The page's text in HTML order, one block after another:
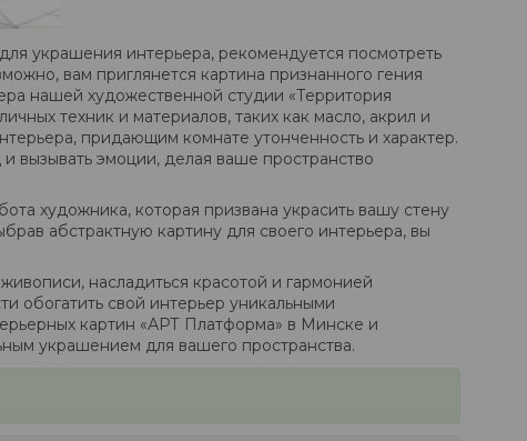
украшения интерьера, рекомендуется посмотреть
вам приглянется картина признанного гения
нашей художественной студии «Территория
техник и материалов, таких как масло, акрил и
придающим комнате утонченность и характер.
вызывать эмоции, делая ваше пространство
художника, которая призвана украсить вашу стену
абстрактную картину для своего интерьера, вы
насладиться красотой и гармонией
обогатить свой интерьер уникальными
картин «АРТ Платформа» в Минске и
украшением для вашего пространства.